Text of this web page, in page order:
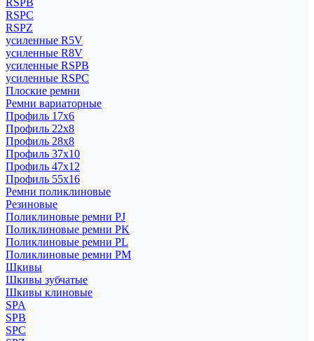
RSPB
RSPC
RSPZ
усиленные R5V
усиленные R8V
усиленные RSPB
усиленные RSPC
Плоские ремни
Ремни вариаторные
Профиль 17x6
Профиль 22x8
Профиль 28x8
Профиль 37x10
Профиль 47x12
Профиль 55x16
Ремни поликлиновые
Резиновые
Поликлиновые ремни PJ
Поликлиновые ремни PK
Поликлиновые ремни PL
Поликлиновые ремни PM
Шкивы
Шкивы зубчатые
Шкивы клиновые
SPA
SPB
SPC